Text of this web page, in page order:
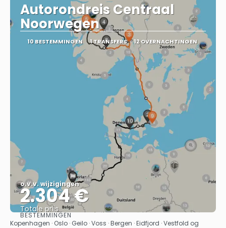
Autorondreis Centraal
Noorwegen
10 BESTEMMINGEN 1 TRANSFERS 12 OVERNACHTINGEN
o.v.v. wijzigingen
2.304 €
Totale prijs
Bekijk
BESTEMMINGEN
Kopenhagen · Oslo · Geilo · Voss · Bergen · Eidfjord · Vestfold og